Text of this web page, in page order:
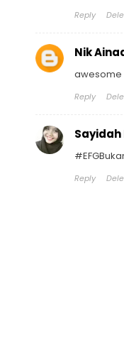
Reply
Nik
awesome
Reply
Reply